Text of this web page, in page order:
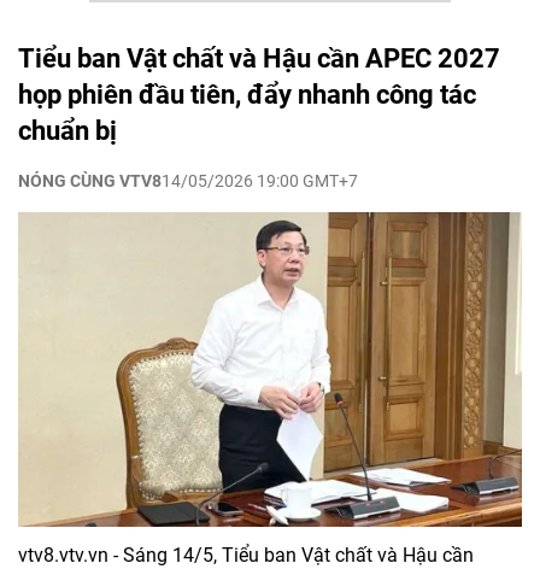
Tiểu ban Vật chất và Hậu cần APEC 2027
họp phiên đầu tiên, đẩy nhanh công tác
chuẩn bị
NÓNG CÙNG VTV814/05/2026 19:00 GMT+7
vtv8.vtv.vn - Sáng 14/5, Tiểu ban Vật chất và Hậu cần